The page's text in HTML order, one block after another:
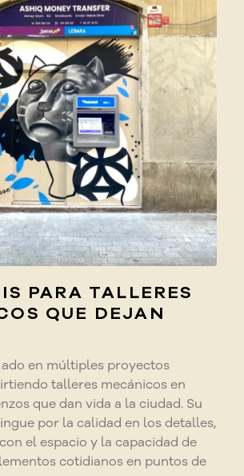
PARA TALLERES
QUE DEJAN
en múltiples proyectos
talleres mecánicos en
que dan vida a la ciudad. Su
por la calidad en los detalles,
el espacio y la capacidad de
cotidianos en puntos de